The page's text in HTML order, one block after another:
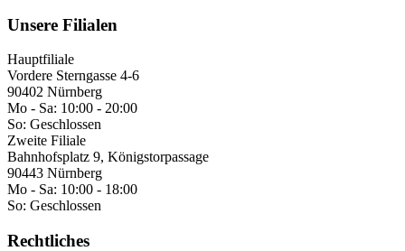
Unsere Filialen
Hauptfiliale
Vordere Sterngasse 4-6
90402 Nürnberg
Mo - Sa: 10:00 - 20:00
So: Geschlossen
Zweite Filiale
Bahnhofsplatz 9, Königstorpassage
90443 Nürnberg
Mo - Sa: 10:00 - 18:00
So: Geschlossen
Rechtliches